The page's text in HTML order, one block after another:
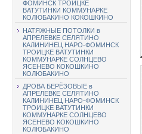
ФОМИНСК ТРОИЦКЕ
ВАТУТИНКИ КОММУНАРКЕ
КОЛЮБАКИНО КОКОШКИНО
НАТЯЖНЫЕ ПОТОЛКИ в
АПРЕЛЕВКЕ СЕЛЯТИНО
КАЛИНИНЕЦ НАРО-ФОМИНСК
ТРОИЦКЕ ВАТУТИНКИ
КОММУНАРКЕ СОЛНЦЕВО
ЯСЕНЕВО КОКОШКИНО
КОЛЮБАКИНО
ДРОВА БЕРЁЗОВЫЕ в
АПРЕЛЕВКЕ СЕЛЯТИНО
КАЛИНИНЕЦ НАРО-ФОМИНСК
ТРОИЦКЕ ВАТУТИНКИ
КОММУНАРКЕ СОЛНЦЕВО
ЯСЕНЕВО КОКОШКИНО
КОЛЮБАКИНО